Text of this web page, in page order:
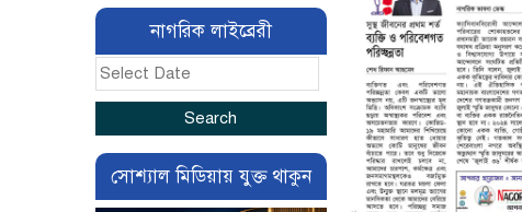
নাগরিক লাইব্রেরী
সোশ্যাল মিডিয়ায় যুক্ত থাকুন